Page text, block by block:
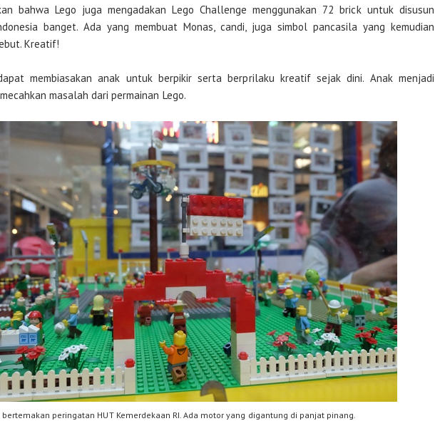
bahwa Lego juga mengadakan Lego Challenge menggunakan 72 brick untuk disusun
banget. Ada yang membuat Monas, candi, juga simbol pancasila yang kemudian
Kreatif!
membiasakan anak untuk berpikir serta berprilaku kreatif sejak dini. Anak menjadi
masalah dari permainan Lego.
bertemakan peringatan HUT Kemerdekaan RI. Ada motor yang digantung di panjat pinang.